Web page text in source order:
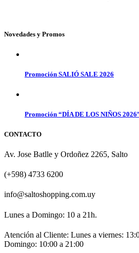
Novedades y Promos
Promoción SALIÓ SALE 2026
Promoción “DÍA DE LOS NIÑOS
CONTACTO
Av. Jose Batlle y Ordoñez 2265, Salto
(+598) 4733 6200
info@saltoshopping.com.uy
Lunes a Domingo: 10 a 21h.
Atención al Cliente: Lunes a viernes:
Domingo: 10:00 a 21:00